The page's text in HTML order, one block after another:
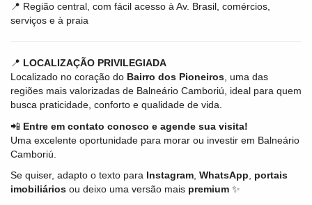
📍 Região central, com fácil acesso à Av. Brasil, comércios,
serviços e à praia
📍 LOCALIZAÇÃO PRIVILEGIADA
Localizado no coração do Bairro dos Pioneiros , uma das
regiões mais valorizadas de Balneário Camboriú, ideal para quem
busca praticidade, conforto e qualidade de vida.
📲 Entre em contato conosco e agende sua visita!
Uma excelente oportunidade para morar ou investir em Balneário
Camboriú.
Se quiser, adapto o texto para Instagram WhatsApp
portais
imobiliários ou deixo uma versão mais premium ✨